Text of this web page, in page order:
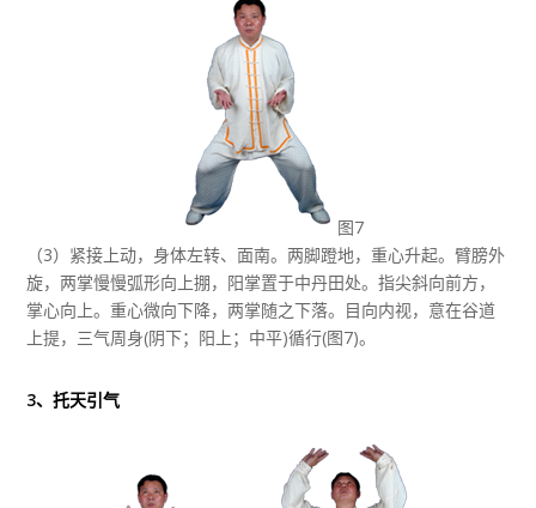
图7
（3）紧接上动，身体左转、面南。两脚蹬地，重心升起。臂膀外
旋，两掌慢慢弧形向上掤，阳掌置于中丹田处。指尖斜向前方，
掌心向上。重心微向下降，两掌随之下落。目向内视，意在谷道
上提，三气周身(阴下；阳上；中平)循行(图7)。
3、托天引气